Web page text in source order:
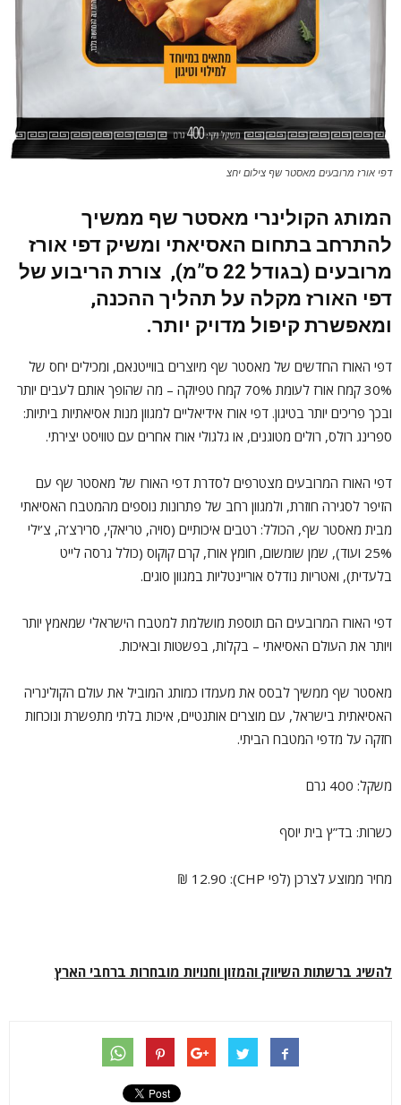
דפי אורז מרובעים מאסטר שף צילום יחצ
המותג הקולינרי מאסטר שף ממשיך
להתרחב בתחום האסיאתי ומשיק דפי אורז
מרובעים (בגודל 22 ס”מ), צורת הריבוע של
דפי האורז מקלה על תהליך ההכנה,
ומאפשרת קיפול מדויק יותר.
דפי האורז החדשים של מאסטר שף מיוצרים בווייטנאם, ומכילים יחס של
30% קמח אורז לעומת 70% קמח טפיוקה – מה שהופך אותם לעבים יותר
ובכך פריכים יותר בטיגון. דפי אורז אידיאליים למגוון מנות אסיאתיות ביתיות:
ספרינג רולס, רולים מטוגנים, או גלגולי אורז אחרים עם טוויסט יצירתי.
דפי האורז המרובעים מצטרפים לסדרת דפי האורז של מאסטר שף עם
הזיפר לסגירה חוזרת, ולמגוון רחב של פתרונות נוספים מהמטבח האסיאתי
מבית מאסטר שף, הכולל: רטבים איכותיים (סויה, טריאקי, סרירצ’ה, צ’ילי
25% ועוד), שמן שומשום, חומץ אורז, קרם קוקוס (כולל גרסה לייט
בלעדית), ואטריות נודלס אוריינטליות במגוון סוגים.
דפי האורז המרובעים הם תוספת מושלמת למטבח הישראלי שמאמץ יותר
ויותר את העולם האסיאתי – בקלות, בפשטות ובאיכות.
מאסטר שף ממשיך לבסס את מעמדו כמותג המוביל את עולם הקולינריה
האסיאתית בישראל, עם מוצרים אותנטיים, איכות בלתי מתפשרת ונוכחות
חזקה על מדפי המטבח הביתי.
משקל: 400 גרם
כשרות: בד”ץ בית יוסף
מחיר ממוצע לצרכן (לפי CHP): 12.90 ₪
להשיג ברשתות השיווק והמזון וחנויות מובחרות ברחבי הארץ